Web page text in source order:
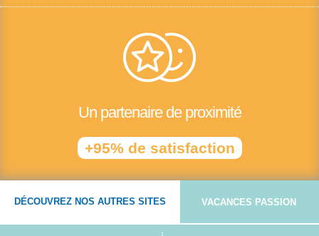
Un partenaire de proximité
+95% de satisfaction
DÉCOUVREZ NOS AUTRES SITES VACANCES PASSION